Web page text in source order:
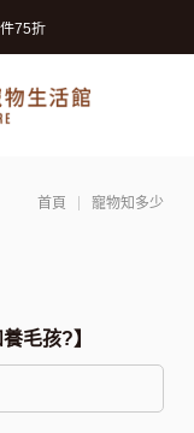
首頁 寵物知多少
毛孩?】
75折
再升級!